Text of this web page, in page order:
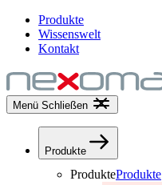
Produkte
Wissenswelt
Kontakt
Menü Schließen
Produkte
ProdukteProdukte